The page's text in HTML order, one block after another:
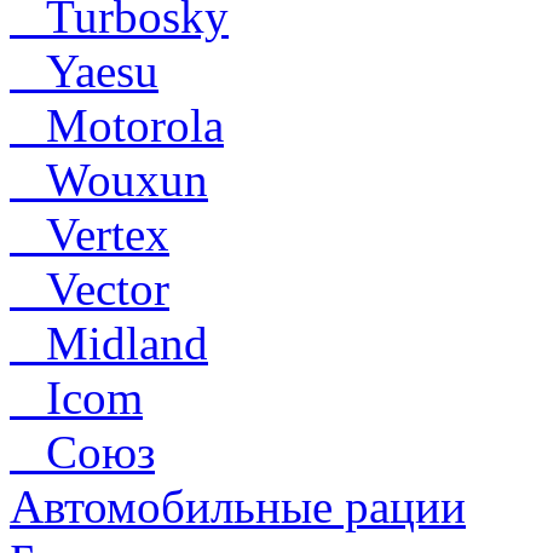
Turbosky
Yaesu
Motorola
Wouxun
Vertex
Vector
Midland
Icom
Союз
Автомобильные рации